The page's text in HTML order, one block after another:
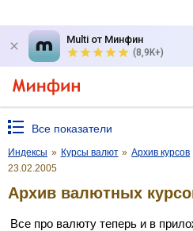
Multi от Минфин
(8,9K+)
Все показатели
Индексы » Курсы валют » Архив курсов
23.02.2005
Архив валютных
Все про валюту теперь и в